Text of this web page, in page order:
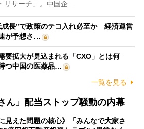
リサーチ」。中国企…
成長”で政策のテコ入れ必至か 経済運営
が予想さ…
要拡大が見込まれる「CXO」とは何
つ中国の医薬品…
一覧を見る
ん」配当ストップ騒動の内幕
見えた問題の核心》「みんなで大家さ